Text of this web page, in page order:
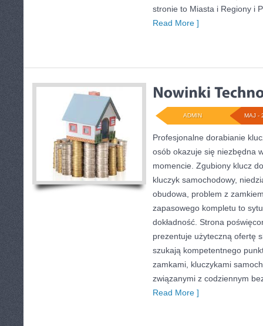
stronie to Miasta i Regiony i
Read More ]
MAJ -
ADMIN
Profesjonalne dorabianie
osób okazuje się niezbędna
momencie. Zgubiony klucz
kluczyk samochodowy,
obudowa, problem z
zapasowego kompletu to
dokładność. Strona
prezentuje użyteczną ofertę
szukają kompetentnego
zamkami, kluczykami
związanymi z codziennym
Read More ]